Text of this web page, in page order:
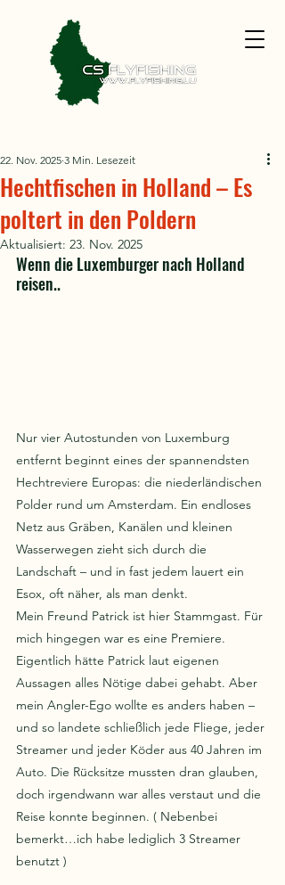
Hechtfischen in Holland – Es
poltert in den Poldern
22. Nov. 2025 3 Min. Lesezeit
Aktualisiert: 23. Nov. 2025
Wenn die Luxemburger nach Holland
reisen..
Nur vier Autostunden von Luxemburg
entfernt beginnt eines der spannendsten
Hechtreviere Europas: die niederländischen
Polder rund um Amsterdam. Ein endloses
Netz aus Gräben, Kanälen und kleinen
Wasserwegen zieht sich durch die
Landschaft – und in fast jedem lauert ein
Esox, oft näher, als man denkt.
Mein Freund Patrick ist hier Stammgast. Für
mich hingegen war es eine Premiere.
Eigentlich hätte Patrick laut eigenen
Aussagen alles Nötige dabei gehabt. Aber
mein Angler-Ego wollte es anders haben –
und so landete schließlich jede Fliege, jeder
Streamer und jeder Köder aus 40 Jahren im
Auto. Die Rücksitze mussten dran glauben,
doch irgendwann war alles verstaut und die
Reise konnte beginnen. ( Nebenbei
bemerkt…ich habe lediglich 3 Streamer
benutzt )